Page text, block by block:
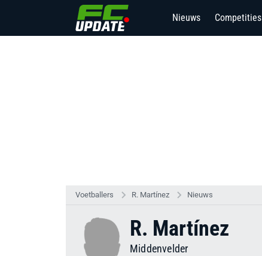
Nieuws Competities
Voetballers R. Martínez Nieuws
R. Martínez
Middenvelder